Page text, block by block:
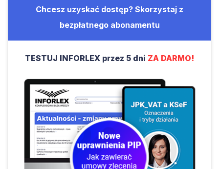
Chcesz uzyskać dostęp? Skorzystaj z
bezpłatnego abonamentu
TESTUJ INFORLEX przez 5 dni ZA DARMO!